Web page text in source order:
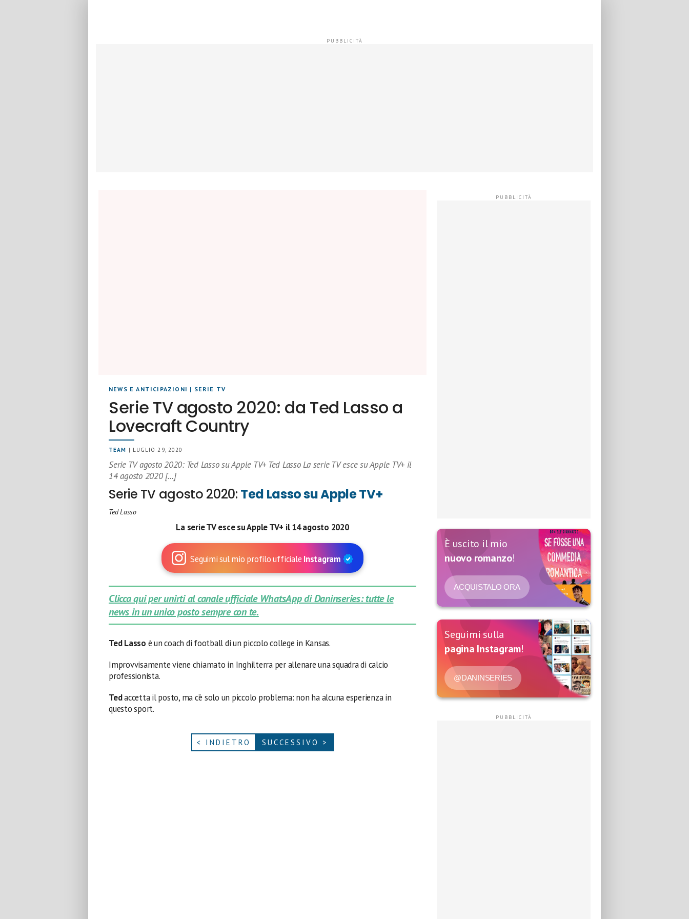
NEWS E ANTICIPAZIONI | SERIE TV
Serie TV agosto 2020: da Ted Lasso a
Lovecraft Country
TEAM | LUGLIO 29, 2020
Serie TV agosto 2020: Ted Lasso su Apple TV+ Ted Lasso La serie TV esce su Apple TV+ il
14 agosto 2020 […]
Serie TV agosto 2020: Ted Lasso su Apple TV+
Ted Lasso
La serie TV esce su Apple TV+ il 14 agosto 2020
Seguimi sul mio profilo ufficiale Instagram
Clicca qui per unirti al canale ufficiale WhatsApp di Daninseries: tutte le
news in un unico posto sempre con te.
Ted Lasso è un coach di football di un piccolo college in Kansas.
Improvvisamente viene chiamato in Inghilterra per allenare una squadra di calcio
professionista.
Tedaccetta il posto, ma c’è solo un piccolo problema: non ha alcuna esperienza in
questo sport.
< INDIETRO SUCCESSIVO >
È uscito il mio
nuovo romanzo!
ACQUISTALO ORA
Seguimi sulla
pagina Instagram!
@DANINSERIES